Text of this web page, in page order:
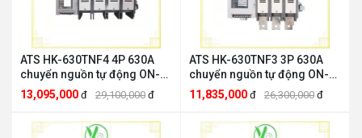
ATS HK-630TNF4 4P 630A
chuyển nguồn tự động ON-
OFF-ON HANKWANGHK
HANKWANG HK-630TNF4
13,095,000 đ 29,100,000 đ
ATS HK-630TNF3 3P 630A
chuyển nguồn tự động ON-
OFF-ON HANKWANGHK
HANKWANG HK-630TNF3
11,835,000 đ 26,300,000 đ